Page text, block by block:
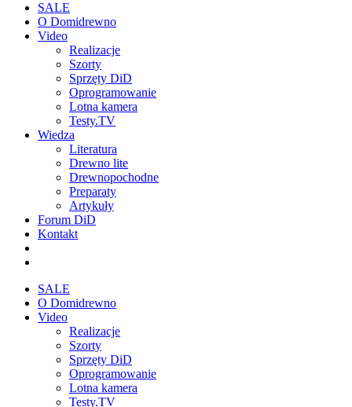
SALE
O Domidrewno
Video
Realizacje
Szorty
Sprzęty DiD
Oprogramowanie
Lotna kamera
Testy.TV
Wiedza
Literatura
Drewno lite
Drewnopochodne
Preparaty
Artykuły
Forum DiD
Kontakt
SALE
O Domidrewno
Video
Realizacje
Szorty
Sprzęty DiD
Oprogramowanie
Lotna kamera
Testy.TV